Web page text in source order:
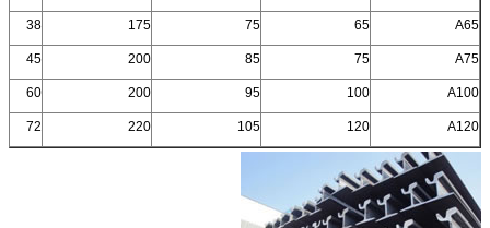
A65
65
75
175
38
A75
75
85
200
45
A100
100
95
200
60
A120
120
105
220
72